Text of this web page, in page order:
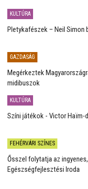
KULTÚRA
Pletykafészek – Neil Simon
GAZDASÁG
Megérkeztek
midibuszok
KULTÚRA
Színi játékok - Victor Haïm-
FEHÉRVÁRI SZÍNES
Ősszel folytatja az
Egészségfejlesztési Iroda